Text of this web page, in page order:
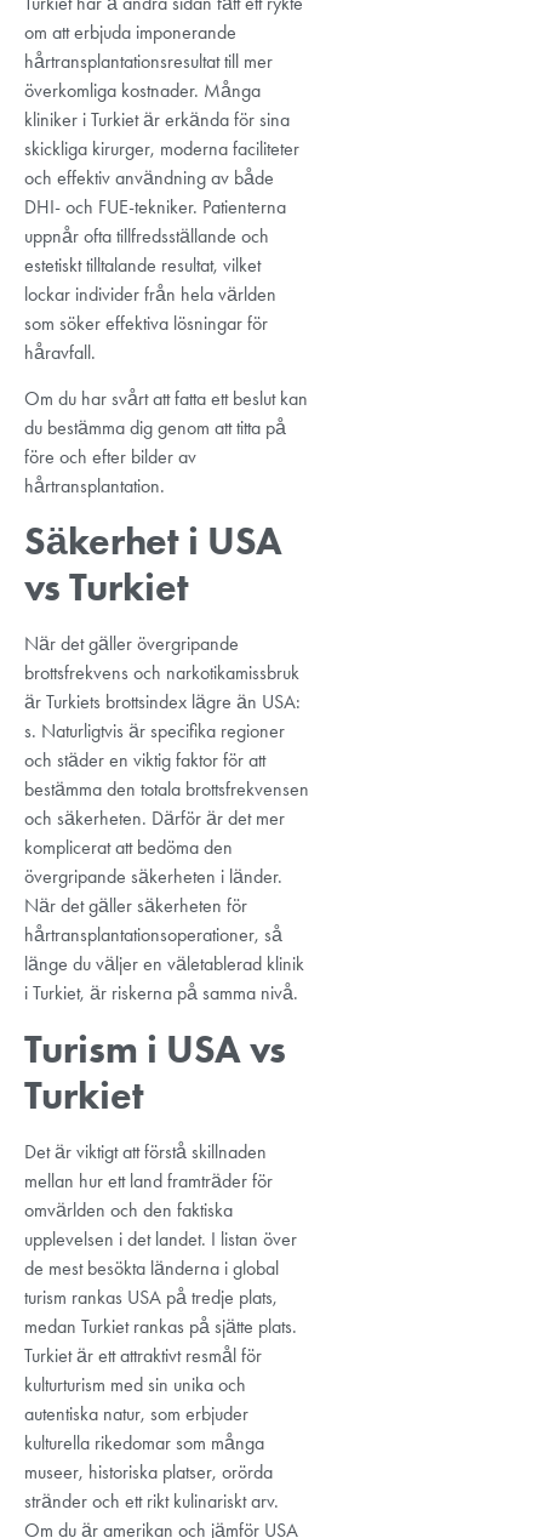
om att erbjuda imponerande
hårtransplantationsresultat till mer
överkomliga kostnader. Många
kliniker i Turkiet är erkända för sina
skickliga kirurger, moderna faciliteter
och effektiv användning av både
DHI- och FUE-tekniker. Patienterna
uppnår ofta tillfredsställande och
estetiskt tilltalande resultat, vilket
lockar individer från hela världen
som söker effektiva lösningar för
håravfall.
Om du har svårt att fatta ett beslut kan
du bestämma dig genom att titta på
före och efter bilder av
hårtransplantation.
Säkerhet i USA
vs Turkiet
När det gäller övergripande
brottsfrekvens och narkotikamissbruk
är Turkiets brottsindex lägre än USA:
s. Naturligtvis är specifika regioner
och städer en viktig faktor för att
bestämma den totala brottsfrekvensen
och säkerheten. Därför är det mer
komplicerat att bedöma den
övergripande säkerheten i länder.
När det gäller säkerheten för
hårtransplantationsoperationer, så
länge du väljer en väletablerad klinik
i Turkiet, är riskerna på samma nivå.
Turism i USA vs
Turkiet
Det är viktigt att förstå skillnaden
mellan hur ett land framträder för
omvärlden och den faktiska
upplevelsen i det landet. I listan över
de mest besökta länderna i global
turism rankas USA på tredje plats,
medan Turkiet rankas på sjätte plats.
Turkiet är ett attraktivt resmål för
kulturturism med sin unika och
autentiska natur, som erbjuder
kulturella rikedomar som många
museer, historiska platser, orörda
stränder och ett rikt kulinariskt arv.
Om du är amerikan och jämför USA